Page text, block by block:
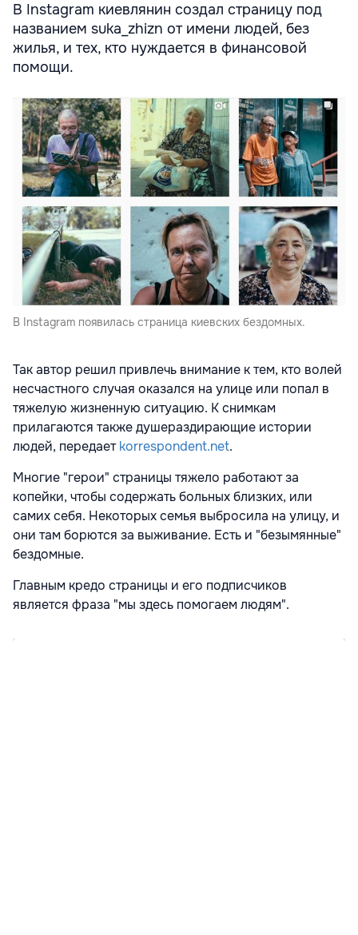
В Instagram киевлянин создал страницу под
названием suka_zhizn от имени людей, без
жилья, и тех, кто нуждается в финансовой
помощи.
В Instagram появилась страница киевских бездомных.
Так автор решил привлечь внимание к тем, кто волей
несчастного случая оказался на улице или попал в
тяжелую жизненную ситуацию. К снимкам
прилагаются также душераздирающие истории
людей, передаетkorrespondent.net.
Многие "герои" страницы тяжело работают за
копейки, чтобы содержать больных близких, или
самих себя. Некоторых семья выбросила на улицу, и
они там борются за выживание. Есть и "безымянные"
бездомные.
Главным кредо страницы и его подписчиков
является фраза "мы здесь помогаем людям".